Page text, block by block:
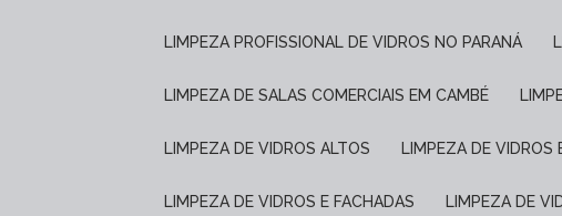
LIMPEZA PROFISSIONAL DE VIDROS NO PARANÁ
LIMPEZA DE SALAS COMERCIAIS EM CAMBÉ
LIMPEZA DE VIDROS ALTOS LIMPEZA DE
LIMPEZA DE VIDROS E FACHADAS LIMPEZA DE